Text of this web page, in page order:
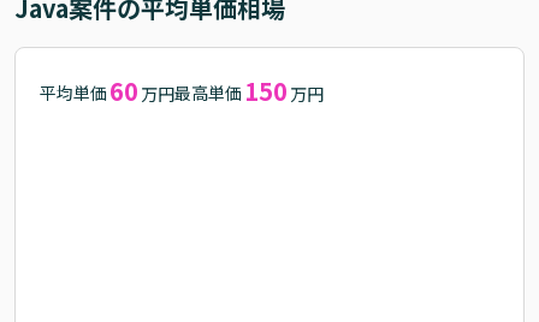
Java案件の平均単価相場
平均単価 60 万円最高単価 150 万円